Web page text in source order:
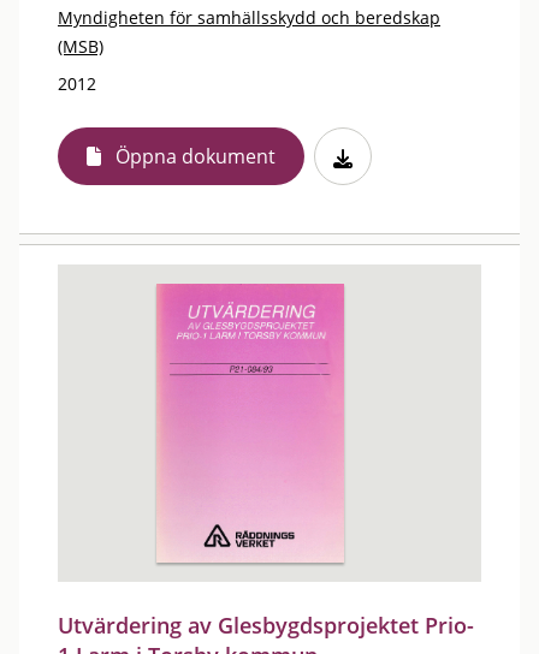
Myndigheten för samhällsskydd och beredskap
(MSB)
2012
Öppna dokument
Utvärdering av Glesbygdsprojektet Prio-